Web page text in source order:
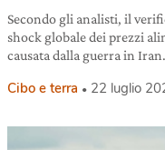
Secondo gli analisti, il
shock globale dei prezzi
causata dalla guerra in Iran.
Cibo e terra 22 luglio